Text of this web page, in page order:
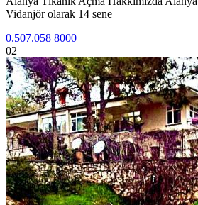
Vidanjör olarak 14 sene
0.507.058 8000
02